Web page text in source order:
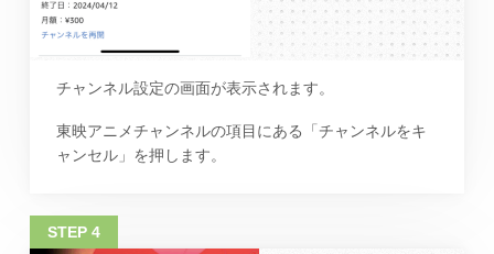
チャンネル設定の画面が表示されます。
東映アニメチャンネルの項目にある「チャンネルをキ
ャンセル」を押します。